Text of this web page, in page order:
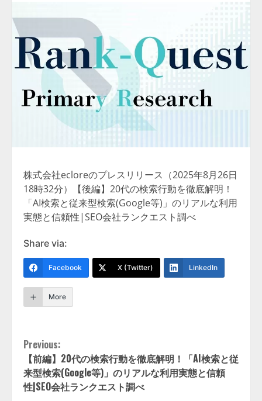
株式会社ecloreのプレスリリース（2025年8月26日
18時32分）【後編】20代の検索行動を徹底解明！
「AI検索と従来型検索(Google等)」のリアルな利用
実態と信頼性|SEO会社ランクエスト調べ
Share via:
Facebook X (Twitter) LinkedIn
More
Continue
Reading
Previous:
【前編】20代の検索行動を徹底解明！「AI検索と従
来型検索(Google等)」のリアルな利用実態と信頼
性|SEO会社ランクエスト調べ